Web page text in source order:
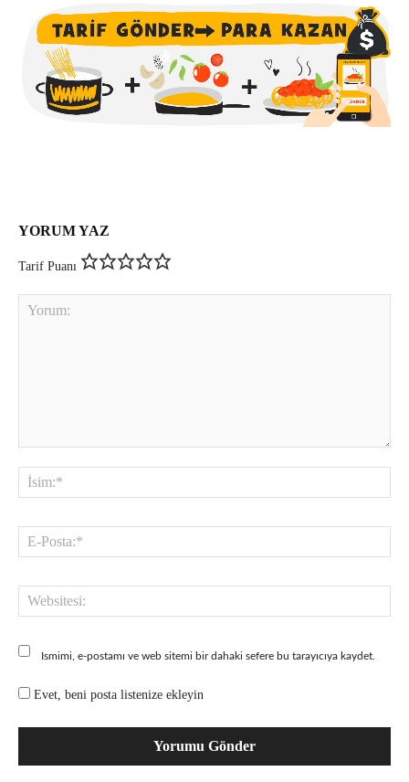
YORUM YAZ
Tarif Puanı
Ismimi, e-postamı ve web sitemi bir dahaki sefere bu tarayıcıya kaydet.
Evet, beni posta listenize ekleyin